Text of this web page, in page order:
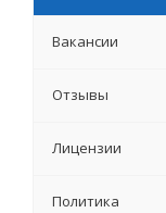
Вакансии
Отзывы
Лицензии
Политика